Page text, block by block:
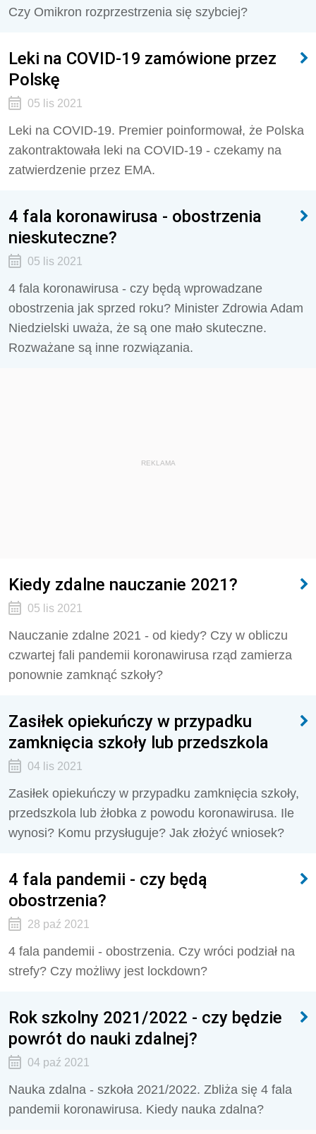
Czy Omikron rozprzestrzenia się szybciej?
Leki na COVID-19 zamówione przez
Polskę
05 lis 2021
Leki na COVID-19. Premier poinformował, że Polska
zakontraktowała leki na COVID-19 - czekamy na
zatwierdzenie przez EMA.
4 fala koronawirusa - obostrzenia
nieskuteczne?
05 lis 2021
4 fala koronawirusa - czy będą wprowadzane
obostrzenia jak sprzed roku? Minister Zdrowia Adam
Niedzielski uważa, że są one mało skuteczne.
Rozważane są inne rozwiązania.
REKLAMA
Kiedy zdalne nauczanie 2021?
05 lis 2021
Nauczanie zdalne 2021 - od kiedy? Czy w obliczu
czwartej fali pandemii koronawirusa rząd zamierza
ponownie zamknąć szkoły?
Zasiłek opiekuńczy w przypadku
zamknięcia szkoły lub przedszkola
04 lis 2021
Zasiłek opiekuńczy w przypadku zamknięcia szkoły,
przedszkola lub żłobka z powodu koronawirusa. Ile
wynosi? Komu przysługuje? Jak złożyć wniosek?
4 fala pandemii - czy będą
obostrzenia?
28 paź 2021
4 fala pandemii - obostrzenia. Czy wróci podział na
strefy? Czy możliwy jest lockdown?
Rok szkolny 2021/2022 - czy będzie
powrót do nauki zdalnej?
04 paź 2021
Nauka zdalna - szkoła 2021/2022. Zbliża się 4 fala
pandemii koronawirusa. Kiedy nauka zdalna?